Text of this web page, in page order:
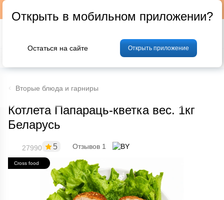
Фрукты и овощи Мясо Птица
Вторые блюда и гарниры
Котлета Папараць-кветка вес. 1кг
Беларусь
27990 5 Отзывов 1
Cross food
Открыть в мобильном приложении?
Остаться на сайте Открыть приложение